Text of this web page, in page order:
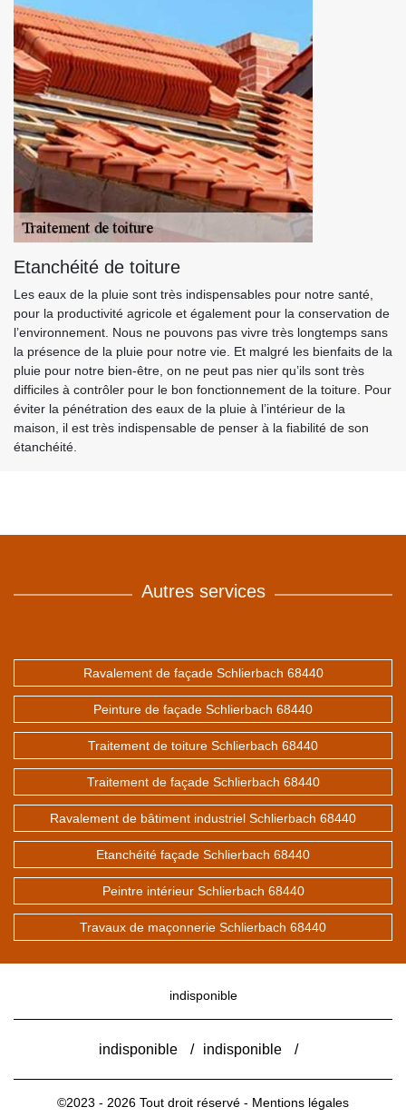
Etanchéité de toiture
Les eaux de la pluie sont très indispensables pour notre santé,
pour la productivité agricole et également pour la conservation de
l’environnement. Nous ne pouvons pas vivre très longtemps sans
la présence de la pluie pour notre vie. Et malgré les bienfaits de la
pluie pour notre bien-être, on ne peut pas nier qu’ils sont très
difficiles à contrôler pour le bon fonctionnement de la toiture. Pour
éviter la pénétration des eaux de la pluie à l’intérieur de la
maison, il est très indispensable de penser à la fiabilité de son
étanchéité.
Autres services
Ravalement de façade Schlierbach 68440
Peinture de façade Schlierbach 68440
Traitement de toiture Schlierbach 68440
Traitement de façade Schlierbach 68440
Ravalement de bâtiment industriel Schlierbach 68440
Etanchéité façade Schlierbach 68440
Peintre intérieur Schlierbach 68440
Travaux de maçonnerie Schlierbach 68440
indisponible
indisponible / indisponible /
©2023 - 2026 Tout droit réservé - Mentions légales